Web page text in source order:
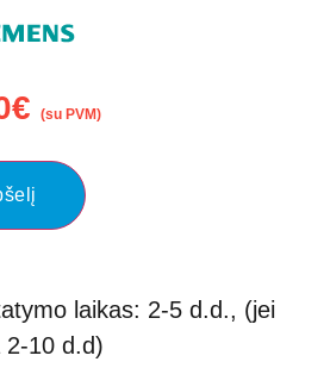
€ (su PVM)
laikas: 2-5 d.d., (jei
2-10 d.d)